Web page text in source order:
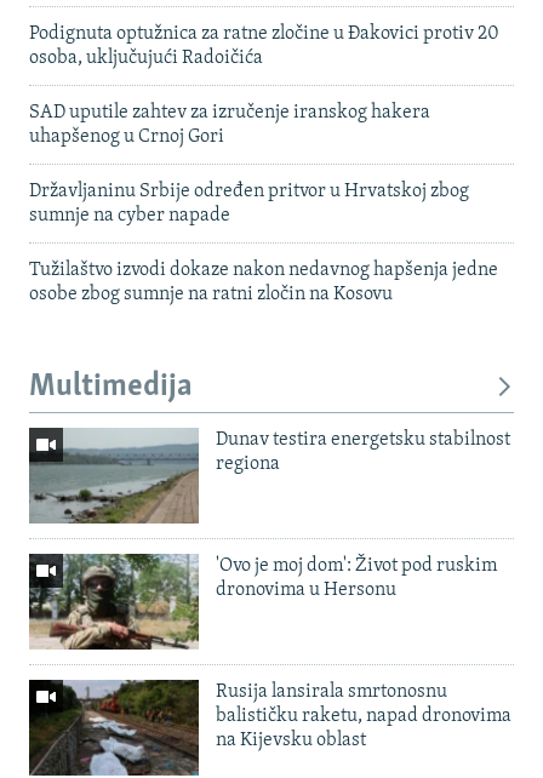
Podignuta optužnica za ratne zločine u Đakovici protiv 20
osoba, uključujući Radoičića
SAD uputile zahtev za izručenje iranskog hakera
uhapšenog u Crnoj Gori
Državljaninu Srbije određen pritvor u Hrvatskoj zbog
sumnje na cyber napade
Tužilaštvo izvodi dokaze nakon nedavnog hapšenja jedne
osobe zbog sumnje na ratni zločin na Kosovu
Multimedija
Dunav testira energetsku stabilnost
regiona
'Ovo je moj dom': Život pod ruskim
dronovima u Hersonu
Rusija lansirala smrtonosnu
balističku raketu, napad dronovima
na Kijevsku oblast